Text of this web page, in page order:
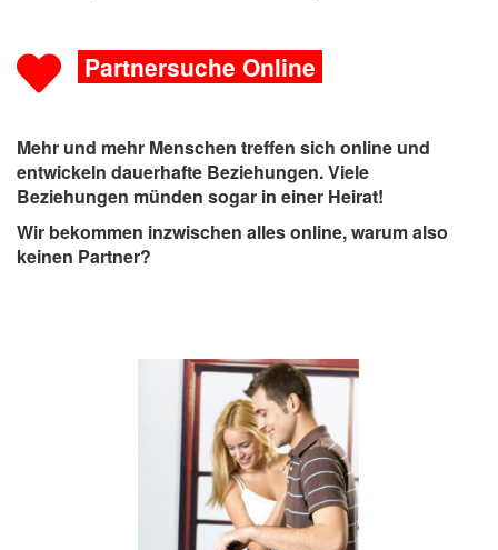
Partnersuche Online
Mehr und mehr Menschen treffen sich online und
entwickeln dauerhafte Beziehungen. Viele
Beziehungen münden sogar in einer Heirat!
Wir bekommen inzwischen alles online, warum also
keinen Partner?